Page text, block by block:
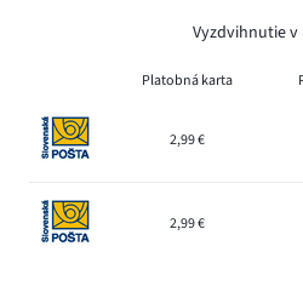
Vyzdvihnutie v
Platobná karta
2,99 €
2,99 €